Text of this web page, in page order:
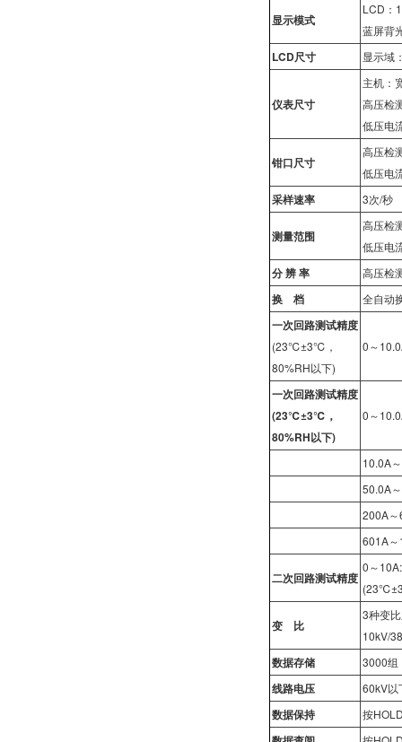
显示模式
LCD：
蓝屏背
LCD尺寸 显示域
仪表尺寸
主机：
高压检
低压电
钳口尺寸
高压检
低压电
采样速率 3次/秒
测量范围
高压检
低压电
分 辨 率 高压检
换 档 全自动
一次回路测试精度
(23℃±3℃，
80%RH以下)
0～
一次回路测试精度
(23℃±3℃，
80%RH以下)
0～
10.0A
50.0A
200A
601A
二次回路测试精度
0～
变 比
3种变
10kV/
数据存储 3000组
线路电压 60kV以
数据保持 按